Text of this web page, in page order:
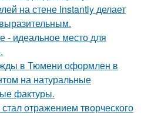
на стене Instantly делает
- идеальное место для
в Тюмени оформлен в
на натуральные
фактуры.
отражением творческого